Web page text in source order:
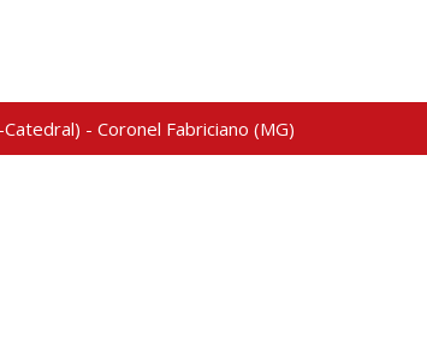
- Coronel Fabriciano (MG)